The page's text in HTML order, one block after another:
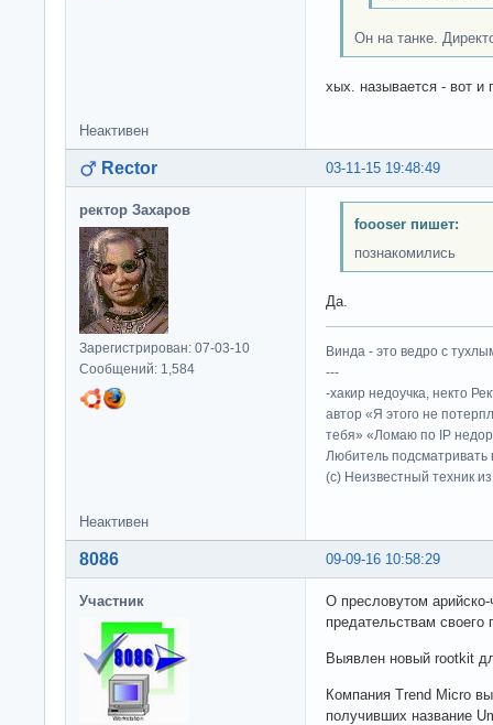
Он на танке.
хых. называется - вот и
Неактивен
03-11-15 19:48:49
Rector
ректор Захаров
Зарегистрирован: 07-03-10
Сообщений: 1,584
foooser пишет:
познакомились
Да.
Винда - это ведро с
---
-хакир недоучка, некто
автор «Я этого не
тебя» «Ломаю по IP
Любитель подсматривать
(c) Неизвестный техник
Неактивен
09-09-16 10:58:29
8086
Участник
О пресловутом
предательствам своего
Выявлен новый rootkit
Компания Trend Micro
получивших название